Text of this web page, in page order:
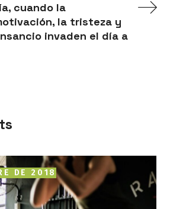
cuando la
la tristeza y
invaden el día a
DE 2018